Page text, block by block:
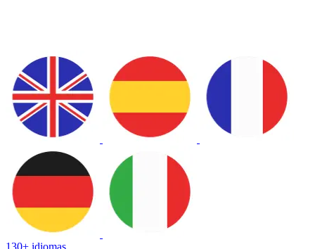
130+ idiomas